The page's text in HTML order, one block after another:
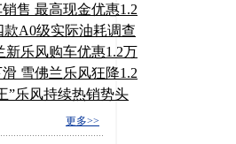
售 最高现金优惠1.2
款A0级实际油耗调查
新乐风购车优惠1.2万
雪佛兰乐风狂降1.2
”乐风持续热销势头
更多>>